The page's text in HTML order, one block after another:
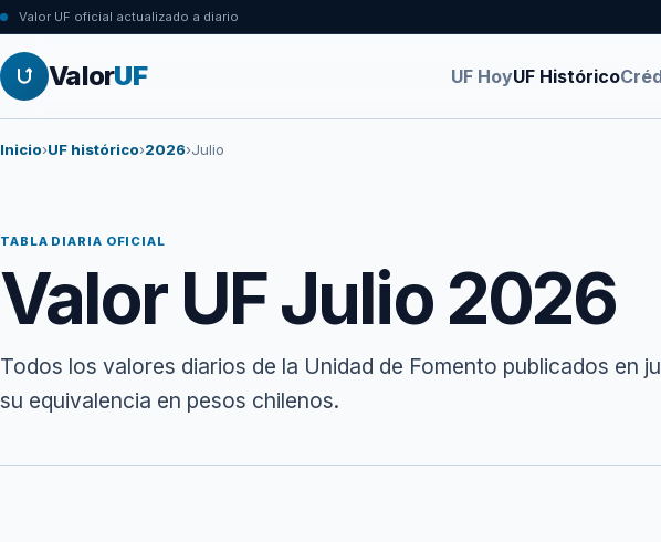
Valor UF oficial actualizado a diario
ValorUF UF HoyUF Histórico
Inicio›UF histórico›2026›Julio
TABLA DIARIA OFICIAL
Valor UF Julio 2026
Todos los valores diarios de la Unidad de Fomento publicados en
su equivalencia en pesos chilenos.